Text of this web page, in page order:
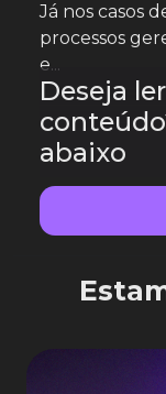
Já nos casos
processos
e...
Deseja
abaixo